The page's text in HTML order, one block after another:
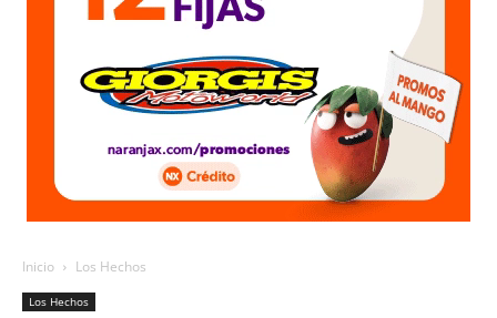
Inicio Los Hechos
Los Hechos